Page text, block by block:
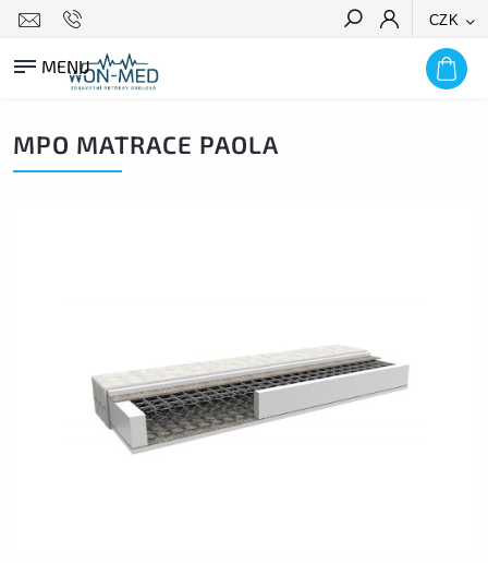
CZK
HLEDAT
MPO MATRACE PAOLA